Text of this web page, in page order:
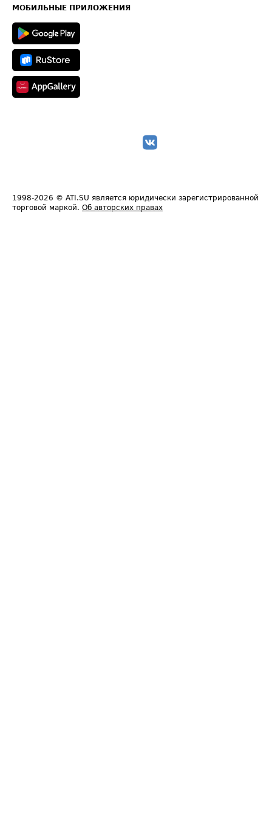
Техническая информация
МОБИЛЬНЫЕ ПРИЛОЖЕНИЯ
1998-2026 © ATI.SU является юридически зарегистрированной
торговой маркой. Об авторских правах